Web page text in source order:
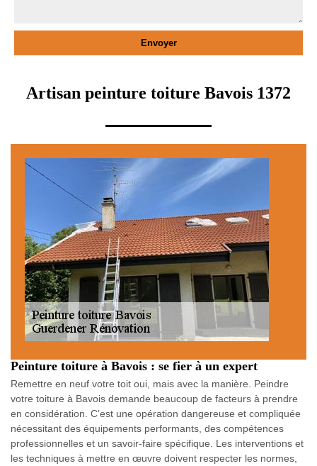
Artisan peinture toiture Bavois 1372
Peinture toiture à Bavois : se fier à un expert
Remettre en neuf votre toit oui, mais avec la manière. Peindre
votre toiture à Bavois demande beaucoup de facteurs à prendre
en considération. C’est une opération dangereuse et compliquée
nécessitant des équipements performants, des compétences
professionnelles et un savoir-faire spécifique. Les interventions et
les techniques à mettre en œuvre doivent respecter les normes,